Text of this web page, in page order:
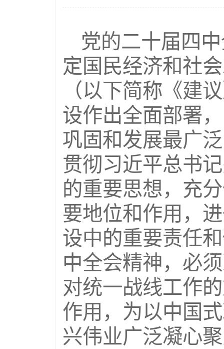
党的二十届四
定国民经济和社
（以下简称《建
设作出全面部署
巩固和发展最广
贯彻习近平总书
的重要思想，充
要地位和作用，
设中的重要责任
中全会精神，必
对统一战线工作
作用，为以中国
兴伟业广泛凝心